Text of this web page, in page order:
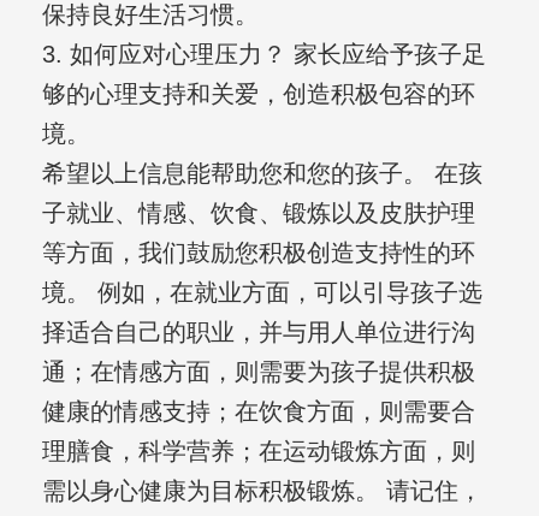
保持良好生活习惯。
3. 如何应对心理压力？ 家长应给予孩子足
够的心理支持和关爱，创造积极包容的环
境。
希望以上信息能帮助您和您的孩子。 在孩
子就业、情感、饮食、锻炼以及皮肤护理
等方面，我们鼓励您积极创造支持性的环
境。 例如，在就业方面，可以引导孩子选
择适合自己的职业，并与用人单位进行沟
通；在情感方面，则需要为孩子提供积极
健康的情感支持；在饮食方面，则需要合
理膳食，科学营养；在运动锻炼方面，则
需以身心健康为目标积极锻炼。 请记住，